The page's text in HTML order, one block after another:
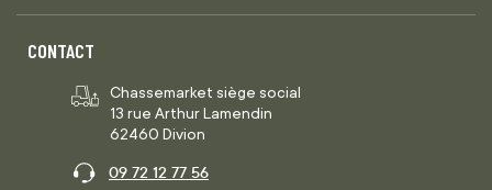
CONTACT
Chassemarket siège social
13 rue Arthur Lamendin
62460 Divion
09 72 12 77 56